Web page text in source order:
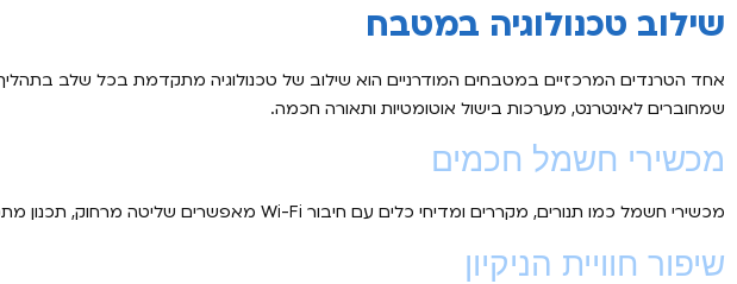
שילוב טכנולוגיה במטבח
אחד הטרנדים המרכזיים במטבחים המודרניים הוא שילוב של טכנולוגיה מתקדמת בכל שלב בתהליך
שמחוברים לאינטרנט, מערכות בישול אוטומטיות ותאורה חכמה.
מכשירי חשמל חכמים
מכשירי חשמל כמו תנורים, מקררים ומדיחי כלים עם חיבור Wi-Fi מאפשרים שליטה מרחוק, תכנון מתכונים, ואפילו קבלת התראות על מצבי תחזוקה.
שיפור חוויית הניקיון